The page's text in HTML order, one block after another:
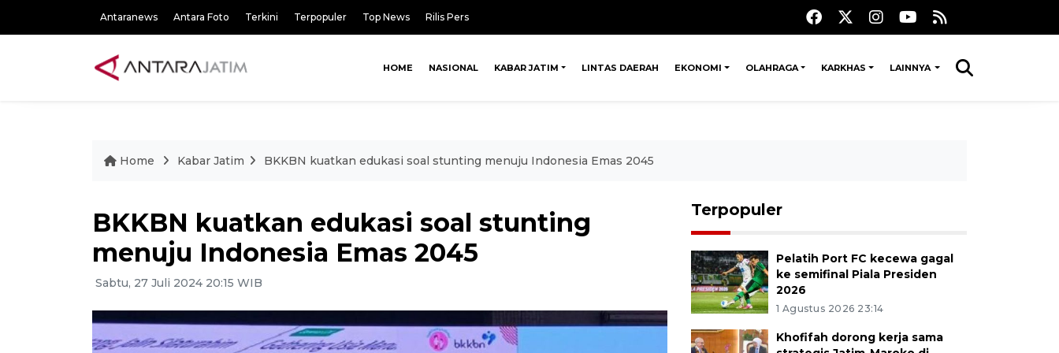
Antaranews Antara Foto Terkini Terpopuler Top News Rilis Pers
HOME NASIONAL KABAR JATIM LINTAS DAERAH EKONOMI OLAHRAGA KARKHAS LAINNYA
Home Kabar Jatim BKKBN kuatkan edukasi soal stunting menuju Indonesia Emas 2045
BKKBN kuatkan edukasi soal stunting
menuju Indonesia Emas 2045
Sabtu, 27 Juli 2024 20:15 WIB
Terpopuler
Pelatih Port FC kecewa gagal
ke semifinal Piala Presiden
2026
1 Agustus 2026 23:14
Khofifah dorong kerja sama